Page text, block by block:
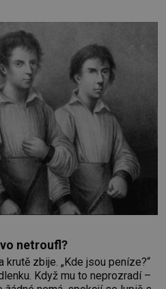
představit. Její příběh je
netroufl?
zbije. „Kde jsou peníze?“
Když mu to neprozradí –